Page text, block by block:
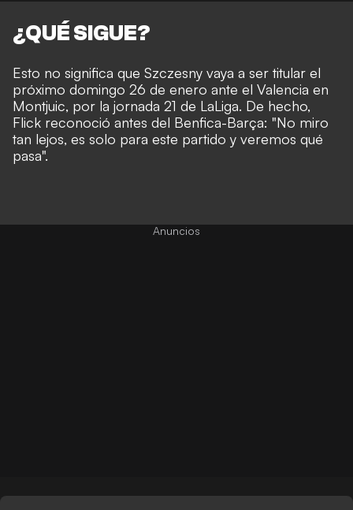
¿QUÉ SIGUE?
Esto no significa que Szczesny vaya a ser titular el
próximo domingo 26 de enero ante el Valencia en
Montjuic, por la jornada 21 de LaLiga. De hecho,
Flick reconoció antes del Benfica-Barça: "No miro
tan lejos, es solo para este partido y veremos qué
pasa".